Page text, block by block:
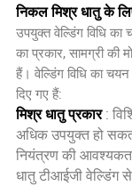
निकल मिश्र धातु के
उपयुक्त वेल्डिंग विधि
का प्रकार, सामग्री की
हैं। वेल्डिंग विधि का
दिए गए हैं:
मिश्र धातु प्रकार:
अधिक उपयुक्त हो
नियंत्रण की
धातु टीआईजी वेल्डिंग